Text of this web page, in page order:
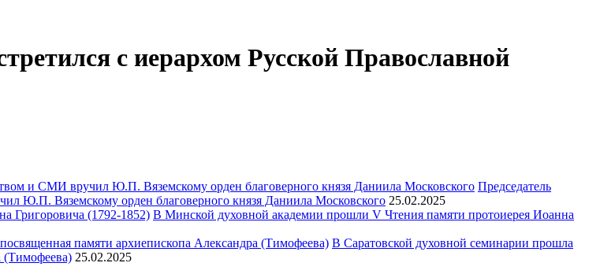
с иерархом Русской Православной
Председатель
Ю.П. Вяземскому орден благоверного князя Даниила Московского 25.02.2025
В Минской духовной академии прошли V Чтения памяти протоиерея Иоанна
В Саратовской духовной семинарии прошла
(Тимофеева) 25.02.2025